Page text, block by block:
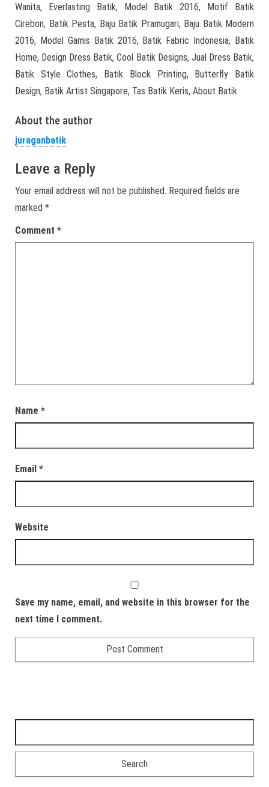
Wanita, Everlasting Batik, Model Batik 2016, Motif Batik
Cirebon, Batik Pesta, Baju Batik Pramugari, Baju Batik Modern
2016, Model Gamis Batik 2016, Batik Fabric Indonesia, Batik
Home, Design Dress Batik, Cool Batik Designs, Jual Dress Batik,
Batik Style Clothes, Batik Block Printing, Butterfly Batik
Design, Batik Artist Singapore, Tas Batik Keris, About Batik
About the author
juraganbatik
Leave a Reply
Your email address will not be published. Required fields are
marked *
Comment *
Name *
Email *
Website
Save my name, email, and website in this browser for the
next time I comment.